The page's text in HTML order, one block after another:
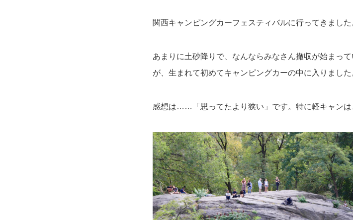
関西キャンピングカーフェスティバルに行ってきました
あまりに土砂降りで、なんならみなさん撤収が始まっ
が、生まれて初めてキャンピングカーの中に入りました
感想は……「思ってたより狭い」です。特に軽キャンは